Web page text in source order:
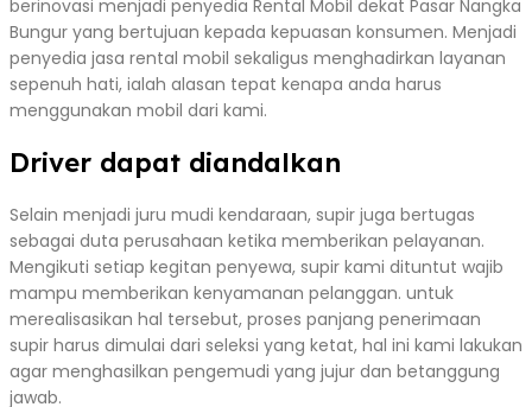
berinovasi menjadi penyedia Rental Mobil dekat Pasar Nangka
Bungur yang bertujuan kepada kepuasan konsumen. Menjadi
penyedia jasa rental mobil sekaligus menghadirkan layanan
sepenuh hati, ialah alasan tepat kenapa anda harus
menggunakan mobil dari kami.
Driver dapat diandalkan
Selain menjadi juru mudi kendaraan, supir juga bertugas
sebagai duta perusahaan ketika memberikan pelayanan.
Mengikuti setiap kegitan penyewa, supir kami dituntut wajib
mampu memberikan kenyamanan pelanggan. untuk
merealisasikan hal tersebut, proses panjang penerimaan
supir harus dimulai dari seleksi yang ketat, hal ini kami lakukan
agar menghasilkan pengemudi yang jujur dan betanggung
jawab.